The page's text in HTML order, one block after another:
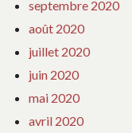
septembre 2020
août 2020
juillet 2020
juin 2020
mai 2020
avril 2020